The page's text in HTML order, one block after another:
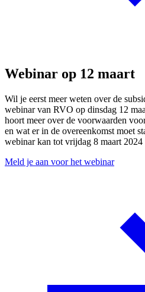
Webinar op 12 maart
Wil je eerst meer weten over de
webinar van RVO op dinsdag 12
hoort meer over de voorwaarden
en wat er in de overeenkomst moet
webinar kan tot vrijdag 8 maart 2024
Meld je aan voor het webinar